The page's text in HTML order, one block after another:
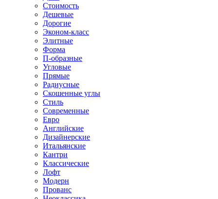
Стоимость
Дешевые
Дорогие
Эконом-класс
Элитные
Форма
П-образные
Угловые
Прямые
Радиусные
Скошенные углы
Стиль
Современные
Евро
Английские
Дизайнерские
Итальянские
Кантри
Классические
Лофт
Модерн
Прованс